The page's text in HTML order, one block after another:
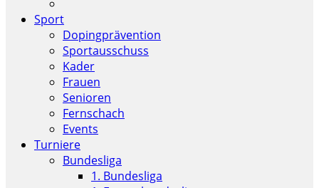
Sport
Dopingprävention
Sportausschuss
Kader
Frauen
Senioren
Fernschach
Events
Turniere
Bundesliga
1. Bundesliga